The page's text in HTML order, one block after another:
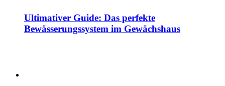
Ultimativer Guide: Das perfekte
Bewässerungssystem im Gewächshaus